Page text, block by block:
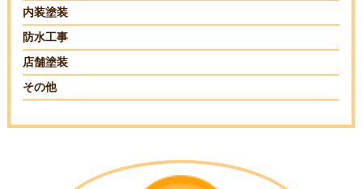
内装塗装
防水工事
店舗塗装
その他